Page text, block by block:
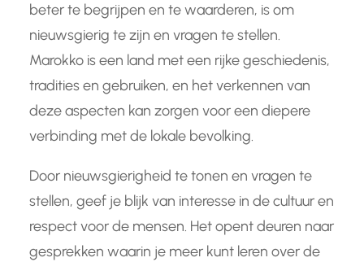
beter te begrijpen en te waarderen, is om
nieuwsgierig te zijn en vragen te stellen.
Marokko is een land met een rijke geschiedenis,
tradities en gebruiken, en het verkennen van
deze aspecten kan zorgen voor een diepere
verbinding met de lokale bevolking.
Door nieuwsgierigheid te tonen en vragen te
stellen, geef je blijk van interesse in de cultuur en
respect voor de mensen. Het opent deuren naar
gesprekken waarin je meer kunt leren over de